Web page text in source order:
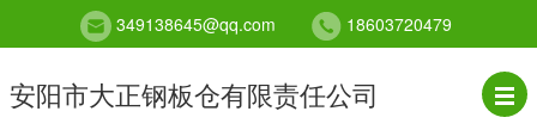
349138645@qq.com 18603720479
安阳市大正钢板仓有限责任公司